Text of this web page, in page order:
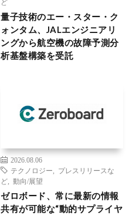
ど
量子技術のエー・スター・ク
ォンタム、JALエンジニアリ
ングから航空機の故障予測分
析基盤構築を受託
2026.08.06
テクノロジー
プレスリリースな
ど
動向/展望
ゼロボード、常に最新の情報
共有が可能な“動的サプライヤ